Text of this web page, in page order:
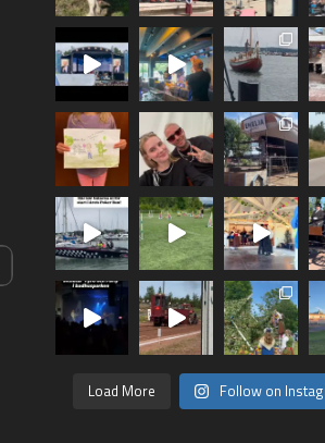
Load More Follow on